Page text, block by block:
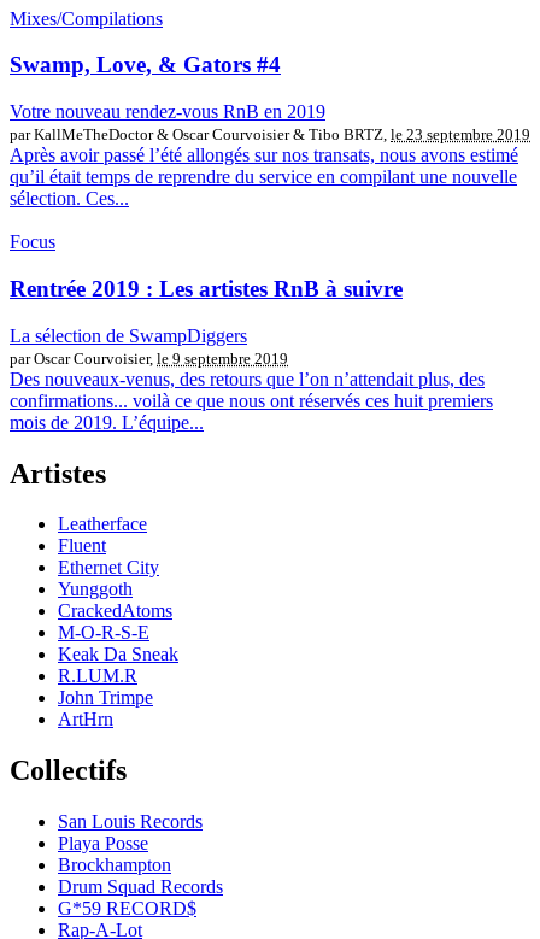
Mixes/Compilations
Swamp, Love, & Gators #4
Votre nouveau rendez-vous RnB en 2019
par KallMeTheDoctor & Oscar Courvoisier & Tibo BRTZ, le 23 septembre 2019
Après avoir passé l’été allongés sur nos transats, nous avons estimé
qu’il était temps de reprendre du service en compilant une nouvelle
sélection. Ces...
Focus
Rentrée 2019 : Les artistes RnB à suivre
La sélection de SwampDiggers
par Oscar Courvoisier, le 9 septembre 2019
Des nouveaux-venus, des retours que l’on n’attendait plus, des
confirmations... voilà ce que nous ont réservés ces huit premiers
mois de 2019. L’équipe...
Artistes
Leatherface
Fluent
Ethernet City
Yunggoth
CrackedAtoms
M-O-R-S-E
Keak Da Sneak
R.LUM.R
John Trimpe
ArtHrn
Collectifs
San Louis Records
Playa Posse
Brockhampton
Drum Squad Records
G*59 RECORD$
Rap-A-Lot